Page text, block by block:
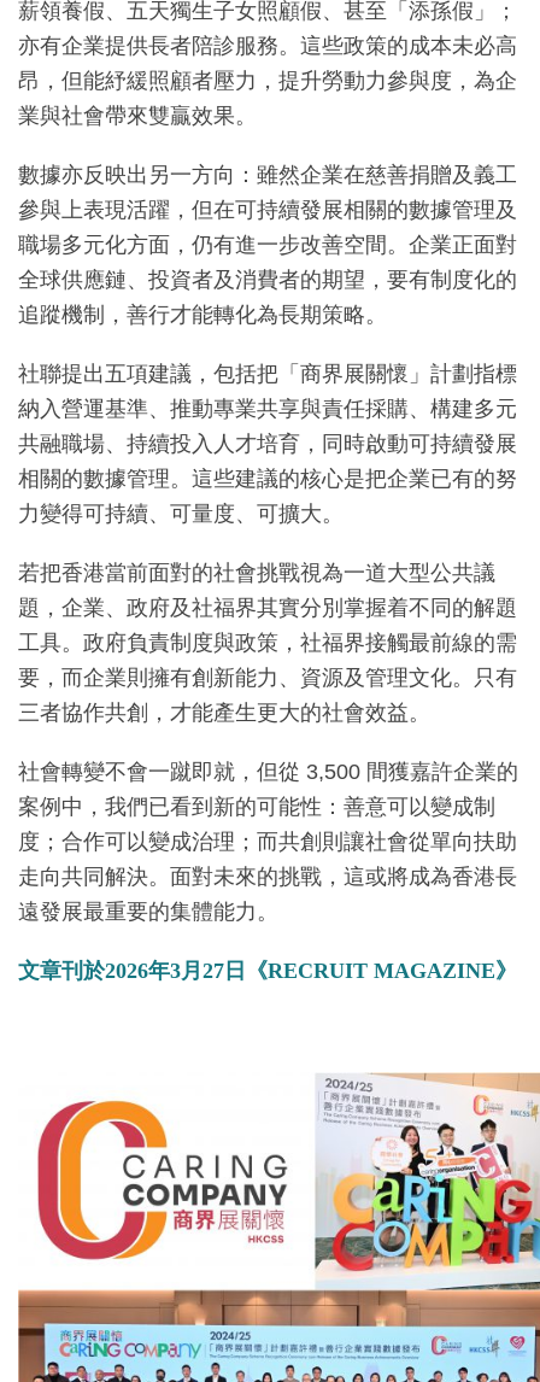
薪領養假、五天獨生子女照顧假、甚至「添孫假」；
亦有企業提供長者陪診服務。這些政策的成本未必高
昂，但能紓緩照顧者壓力，提升勞動力參與度，為企
業與社會帶來雙贏效果。
數據亦反映出另一方向：雖然企業在慈善捐贈及義工
參與上表現活躍，但在可持續發展相關的數據管理及
職場多元化方面，仍有進一步改善空間。企業正面對
全球供應鏈、投資者及消費者的期望，要有制度化的
追蹤機制，善行才能轉化為長期策略。
社聯提出五項建議，包括把「商界展關懷」計劃指標
納入營運基準、推動專業共享與責任採購、構建多元
共融職場、持續投入人才培育，同時啟動可持續發展
相關的數據管理。這些建議的核心是把企業已有的努
力變得可持續、可量度、可擴大。
若把香港當前面對的社會挑戰視為一道大型公共議
題，企業、政府及社福界其實分別掌握着不同的解題
工具。政府負責制度與政策，社福界接觸最前線的需
要，而企業則擁有創新能力、資源及管理文化。只有
三者協作共創，才能產生更大的社會效益。
社會轉變不會一蹴即就，但從 3,500 間獲嘉許企業的
案例中，我們已看到新的可能性：善意可以變成制
度；合作可以變成治理；而共創則讓社會從單向扶助
走向共同解決。面對未來的挑戰，這或將成為香港長
遠發展最重要的集體能力。
文章刊於2026年3月27日《RECRUIT MAGAZINE》